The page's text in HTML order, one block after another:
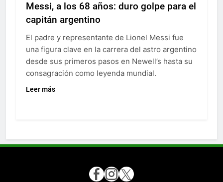
Messi, a los 68 años: duro golpe para el
capitán argentino
El padre y representante de Lionel Messi fue
una figura clave en la carrera del astro argentino
desde sus primeros pasos en Newell’s hasta su
consagración como leyenda mundial.
Leer más